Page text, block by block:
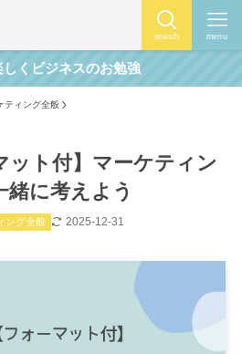
search menu
しくビジネスのお勉強
ティング全般
ット付】マーケティン
緒に考えよう
ング全般 2025-12-31